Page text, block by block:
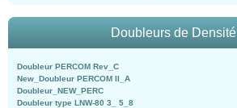
Doubleurs de Densité
Doubleur PERCOM Rev_C
New_Doubleur PERCOM II_A
Doubleur_NEW_PERC
Doubleur type LNW-80 3_ 5_8